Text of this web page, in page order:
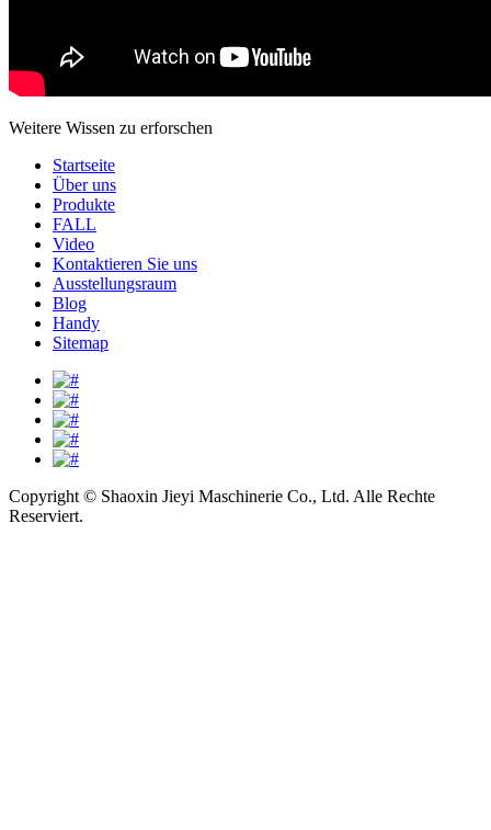
Weitere Wissen zu erforschen
Startseite
Über uns
Produkte
FALL
Video
Kontaktieren Sie uns
Ausstellungsraum
Blog
Handy
Sitemap
Copyright © Shaoxin Jieyi Maschinerie Co., Ltd. Alle Rechte
Reserviert.